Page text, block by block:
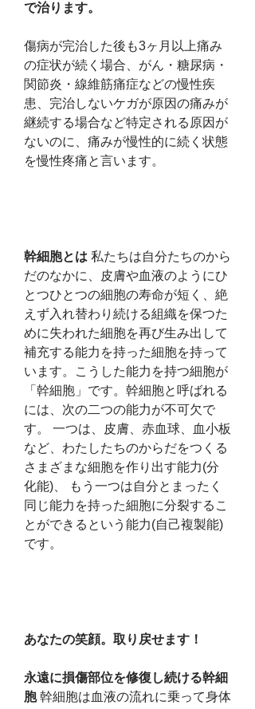
で治ります。
傷病が完治した後も3ヶ月以上痛み
の症状が続く場合、がん・糖尿病・
関節炎・線維筋痛症などの慢性疾
患、完治しないケガが原因の痛みが
継続する場合など特定される原因が
ないのに、痛みが慢性的に続く状態
を慢性疼痛と言います。
幹細胞とは 私たちは自分たちのから
だのなかに、皮膚や血液のようにひ
とつひとつの細胞の寿命が短く、絶
えず入れ替わり続ける組織を保つた
めに失われた細胞を再び生み出して
補充する能力を持った細胞を持って
います。こうした能力を持つ細胞が
「幹細胞」です。幹細胞と呼ばれる
には、次の二つの能力が不可欠で
す。 一つは、皮膚、赤血球、血小板
など、わたしたちのからだをつくる
さまざまな細胞を作り出す能力(分
化能)、 もう一つは自分とまったく
同じ能力を持った細胞に分裂するこ
とができるという能力(自己複製能)
です。
あなたの笑顔。取り戻せます！
永遠に損傷部位を修復し続ける幹細
胞 幹細胞は血液の流れに乗って身体